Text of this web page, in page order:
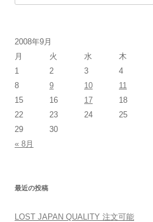
2008年9月
月
火 水 木
1
2 3 4
8
9 10 11
15
16 17 18
22
23 24 25
29
30
« 8月
最近の投稿
LOST JAPAN QUALITY 注文可能